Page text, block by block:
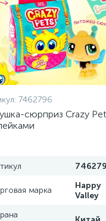
7462796
сюрприз Crazy
марка
Happy
Valley